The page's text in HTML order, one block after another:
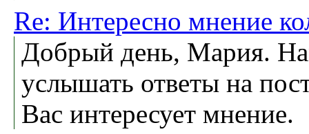
Re: Интересно мнение
Добрый день, Мария.
услышать ответы на
Вас интересует мнение.